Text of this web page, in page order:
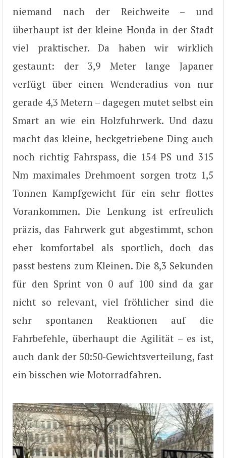
niemand nach der Reichweite – und
überhaupt ist der kleine Honda in der Stadt
viel praktischer. Da haben wir wirklich
gestaunt: der 3,9 Meter lange Japaner
verfügt über einen Wenderadius von nur
gerade 4,3 Metern – dagegen mutet selbst ein
Smart an wie ein Holzfuhrwerk. Und dazu
macht das kleine, heckgetriebene Ding auch
noch richtig Fahrspass, die 154 PS und 315
Nm maximales Drehmoent sorgen trotz 1,5
Tonnen Kampfgewicht für ein sehr flottes
Vorankommen. Die Lenkung ist erfreulich
präzis, das Fahrwerk gut abgestimmt, schon
eher komfortabel als sportlich, doch das
passt bestens zum Kleinen. Die 8,3 Sekunden
für den Sprint von 0 auf 100 sind da gar
nicht so relevant, viel fröhlicher sind die
sehr spontanen Reaktionen auf die
Fahrbefehle, überhaupt die Agilität – es ist,
auch dank der 50:50-Gewichtsverteilung, fast
ein bisschen wie Motorradfahren.